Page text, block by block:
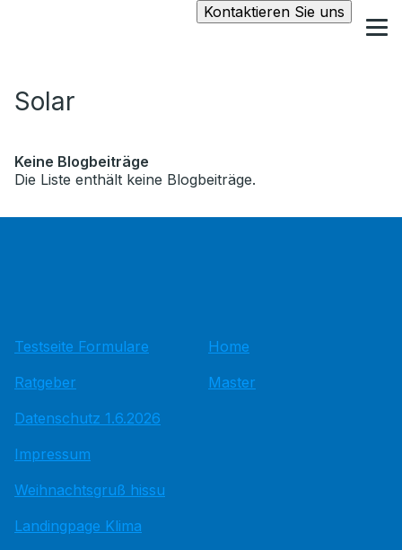
Kontaktieren Sie uns
Solar
Keine Blogbeiträge
Die Liste enthält keine Blogbeiträge.
Testseite Formulare
Ratgeber
Datenschutz 1.6.2026
Impressum
Weihnachtsgruß hissu
Landingpage Klima
Home
Master